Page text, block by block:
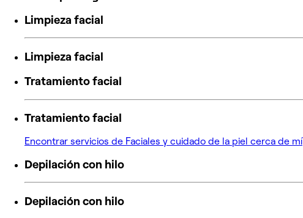
Limpieza facial
Limpieza facial
Tratamiento facial
Tratamiento facial
Encontrar servicios de Faciales y cuidado de la piel cerca de mí
Depilación con hilo
Depilación con hilo